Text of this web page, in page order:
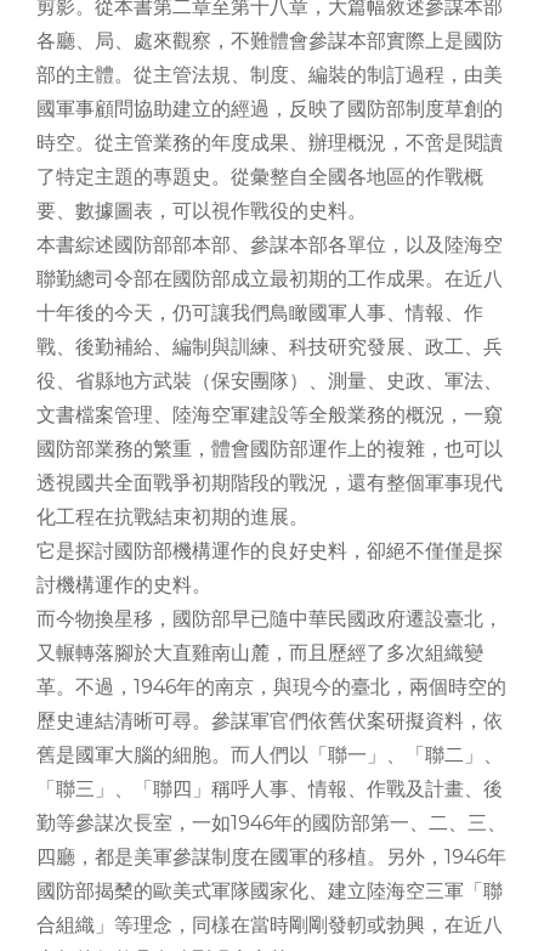
剪影。從本書第二章至第十八章，大篇幅敘述參謀本部
各廳、局、處來觀察，不難體會參謀本部實際上是國防
部的主體。從主管法規、制度、編裝的制訂過程，由美
國軍事顧問協助建立的經過，反映了國防部制度草創的
時空。從主管業務的年度成果、辦理概況，不啻是閱讀
了特定主題的專題史。從彙整自全國各地區的作戰概
要、數據圖表，可以視作戰役的史料。
本書綜述國防部部本部、參謀本部各單位，以及陸海空
聯勤總司令部在國防部成立最初期的工作成果。在近八
十年後的今天，仍可讓我們鳥瞰國軍人事、情報、作
戰、後勤補給、編制與訓練、科技研究發展、政工、兵
役、省縣地方武裝（保安團隊）、測量、史政、軍法、
文書檔案管理、陸海空軍建設等全般業務的概況，一窺
國防部業務的繁重，體會國防部運作上的複雜，也可以
透視國共全面戰爭初期階段的戰況，還有整個軍事現代
化工程在抗戰結束初期的進展。
它是探討國防部機構運作的良好史料，卻絕不僅僅是探
討機構運作的史料。
而今物換星移，國防部早已隨中華民國政府遷設臺北，
又輾轉落腳於大直雞南山麓，而且歷經了多次組織變
革。不過，1946年的南京，與現今的臺北，兩個時空的
歷史連結清晰可尋。參謀軍官們依舊伏案研擬資料，依
舊是國軍大腦的細胞。而人們以「聯一」、「聯二」、
「聯三」、「聯四」稱呼人事、情報、作戰及計畫、後
勤等參謀次長室，一如1946年的國防部第一、二、三、
四廳，都是美軍參謀制度在國軍的移植。另外，1946年
國防部揭櫫的歐美式軍隊國家化、建立陸海空三軍「聯
合組織」等理念，同樣在當時剛剛發軔或勃興，在近八